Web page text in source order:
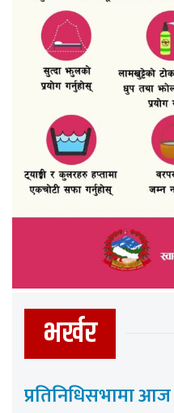
भर्खर
प्रतिनिधिसभामा आज